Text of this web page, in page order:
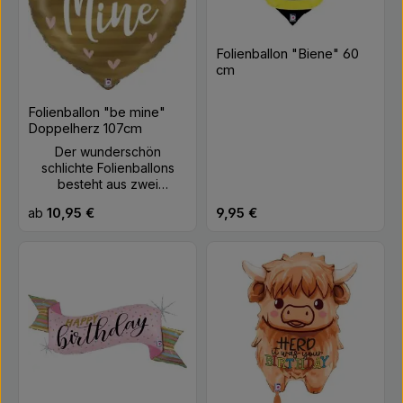
Material: Folie Größe: 45
Füllung: Helium
Folienballon "be mine"
Doppelherz 107cm
Der wunderschön
schlichte Folienballons
besteht aus zwei
mit der ganz klaren
Farbe: Weiß, Rosa, Gold
Größe: ca. 107cm Material:
Folie Befüllung: Helium
Regulärer Preis:
ab10,95 €
Folienballon "Biene" 60
cm
Regulärer Preis:
9,95 €